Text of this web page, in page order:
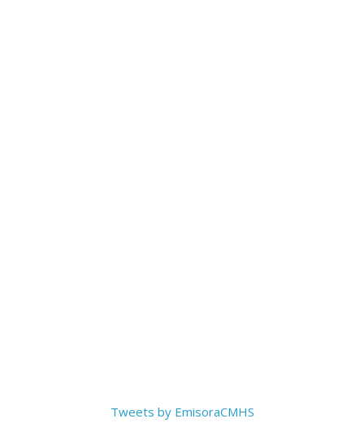
Tweets by EmisoraCMHS